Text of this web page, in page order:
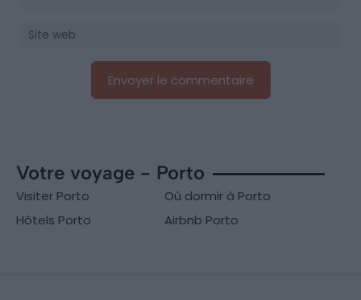
Votre voyage - Porto
Visiter Porto
Où dormir à Porto
Hôtels Porto
Airbnb Porto